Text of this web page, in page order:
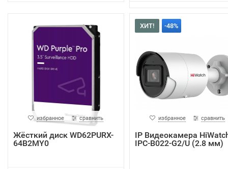
избранное сравнить
Жёсткий диск WD62PURX-
64B2MY0
ХИТ! -48%
избранное сравнить
IP Видеокамера
IPC-B022-G2/U (2.8 мм)